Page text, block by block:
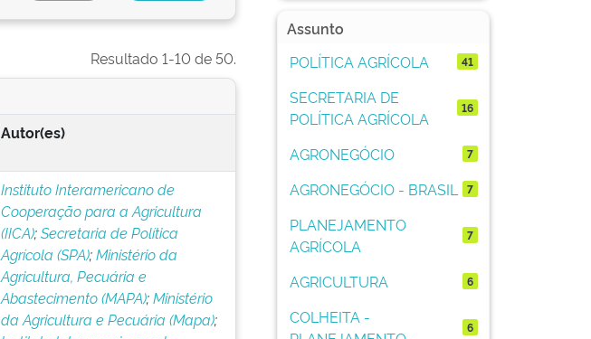
Resultado 1-10 de 50.
Autor(es)
Instituto Interamericano de
Cooperação para a Agricultura
(IICA);Secretaria de Política
Agrícola (SPA);Ministério da
Agricultura, Pecuária e
Abastecimento (MAPA);Ministério
da Agricultura e Pecuária (Mapa);
Assunto
POLÍTICA AGRÍCOLA
41
SECRETARIA DE
POLÍTICA AGRÍCOLA
16
AGRONEGÓCIO 7
AGRONEGÓCIO - BRASIL 7
PLANEJAMENTO
AGRÍCOLA
7
AGRICULTURA 6
COLHEITA -
6